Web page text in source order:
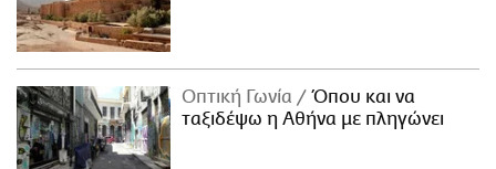
Οπτική Γωνία
Όπου και να
ταξιδέψω η Αθήνα με πληγώνει